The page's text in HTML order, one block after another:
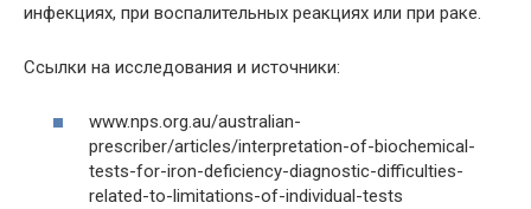
инфекциях, при воспалительных реакциях или при раке.
Ссылки на исследования и источники:
www.nps.org.au/australian-
prescriber/articles/interpretation-of-biochemical-
tests-for-iron-deficiency-diagnostic-difficulties-
related-to-limitations-of-individual-tests